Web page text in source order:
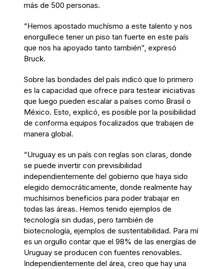
más de 500 personas.
“Hemos apostado muchísmo a este talento y nos
enorgullece tener un piso tan fuerte en este país
que nos ha apoyado tanto también”, expresó
Bruck.
Sobre las bondades del país indicó que lo primero
es la capacidad que ofrece para testear iniciativas
que luego pueden escalar a países como Brasil o
México. Esto, explicó, es posible por la posibilidad
de conforma equipos focalizados que trabajen de
manera global.
“Uruguay es un país con reglas son claras, donde
se puede invertir con previsibilidad
independientemente del gobierno que haya sido
elegido democráticamente, donde realmente hay
muchísimos beneficios para poder trabajar en
todas las áreas. Hemos tenido ejemplos de
tecnología sin dudas, pero también de
biotecnología, ejemplos de sustentabilidad. Para mí
es un orgullo contar que el 98% de las energías de
Uruguay se producen con fuentes renovables.
Independientemente del área, creo que hay una